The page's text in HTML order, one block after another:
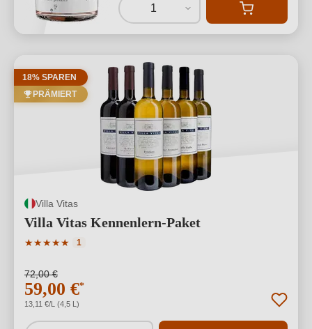
1
18% SPAREN
PRÄMIERT
Villa Vitas
Villa Vitas Kennenlern-Paket
★★★★★
Durchschnittliche Bewertung von 5 von 5 Sternen
1
72,00 €
59,00 €*
13,11 €/L (4,5 L)